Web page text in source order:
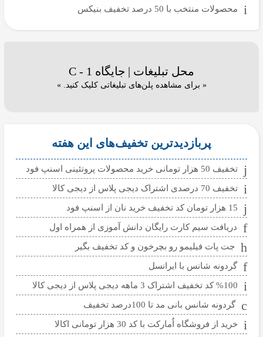
محصولات منتخب با 50 درصد تخفیف بنیکس
محل تبلیغات | جایگاه C - 1
« برای مشاهده پلن‌های تبلیغاتی کلیک کنید. »
پربازدیدترین تخفیف‌های این هفته
تخفیف 50 هزار تومانی خرید محصولات پروتئینی اسنپ فود
تخفیف 70 درصدی اشتراک دیجی پلاس از دیجی کالا
15 هزار تومان کد تخفیف خرید نان از اسنپ فود
دریافت سیم کارت رایگان دانش آموزی از همراه اول
جت پات فیلیمو رو بچرخون و کد تخفیف بگیر
گردونه شانس با ایرانسل
%100 کد تخفیف اشتراک 3 ماهه دیجی پلاس از دیجی کالا
گردونه شانس بانی مد تا 100درصد تخفیف
خرید از فروشگاه اُمارکت با کد 30 هزار تومانی اکالا